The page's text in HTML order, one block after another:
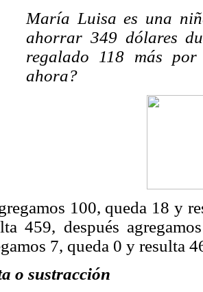
María Luisa es una
ahorrar 349 dólares
regalado 118 más por
ahora?
100, queda 18 y
459, después
7, queda 0 y resulta
o sustracción